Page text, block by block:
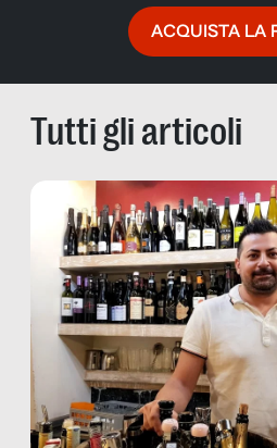
ACQUISTA LA
Tutti gli articoli